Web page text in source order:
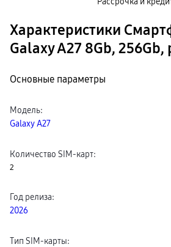
Характеристики
Galaxy A27 8Gb, 256Gb,
Основные параметры
Модель:
Galaxy A27
Количество SIM-карт:
2
Год релиза:
2026
Тип SIM-карты: